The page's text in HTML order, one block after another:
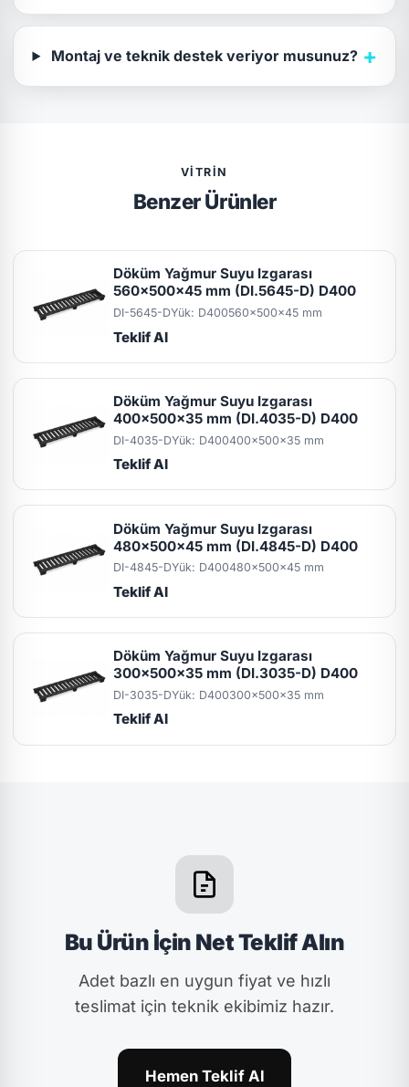
Montaj ve teknik destek veriyor musunuz? +
VITRIN
Benzer Ürünler
Döküm Yağmur Suyu Izgarası
560x500x45 mm (DI.5645-D) D400
DI-5645-DYük: D400560x500x45 mm
Teklif Al
Döküm Yağmur Suyu Izgarası
400x500x35 mm (DI.4035-D) D400
DI-4035-DYük: D400400x500x35 mm
Teklif Al
Döküm Yağmur Suyu Izgarası
480x500x45 mm (DI.4845-D) D400
DI-4845-DYük: D400480x500x45 mm
Teklif Al
Döküm Yağmur Suyu Izgarası
300x500x35 mm (DI.3035-D) D400
DI-3035-DYük: D400300x500x35 mm
Teklif Al
Bu Ürün İçin Net Teklif Alın
Adet bazlı en uygun fiyat ve hızlı
teslimat için teknik ekibimiz hazır.
Hemen Teklif Al